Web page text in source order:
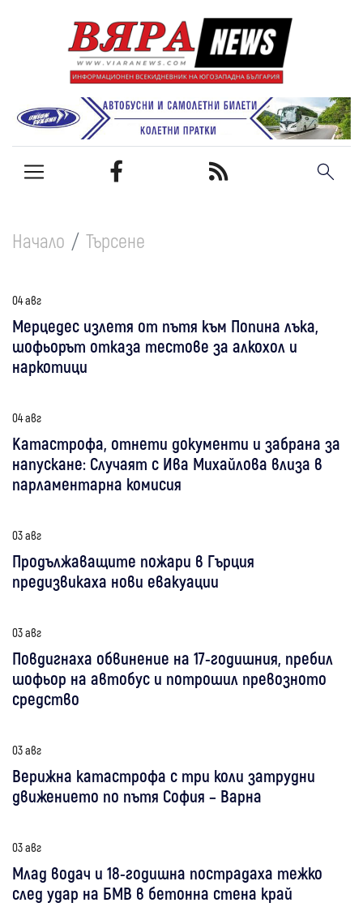
Начало Търсене
04 авг
Мерцедес излетя от пътя към Попина лъка,
шофьорът отказа тестове за алкохол и
наркотици
04 авг
Катастрофа, отнети документи и забрана за
напускане: Случаят с Ива Михайлова влиза в
парламентарна комисия
03 авг
Продължаващите пожари в Гърция
предизвикаха нови евакуации
03 авг
Повдигнаха обвинение на 17-годишния, пребил
шофьор на автобус и потрошил превозното
средство
03 авг
Верижна катастрофа с три коли затрудни
движението по пътя София – Варна
03 авг
Млад водач и 18-годишна пострадаха тежко
след удар на БМВ в бетонна стена край